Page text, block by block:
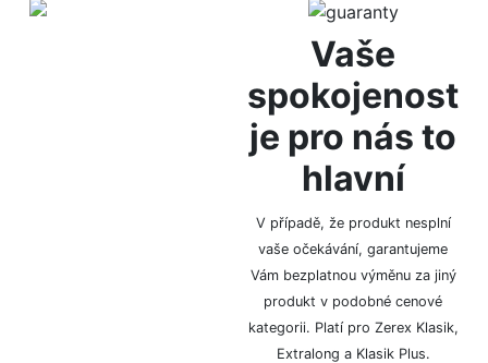
Vaše
spokojenost
je pro nás to
hlavní
V případě, že produkt nesplní
vaše očekávání, garantujeme
Vám bezplatnou výměnu za jiný
produkt v podobné cenové
kategorii. Platí pro Zerex Klasik,
Extralong a Klasik Plus.